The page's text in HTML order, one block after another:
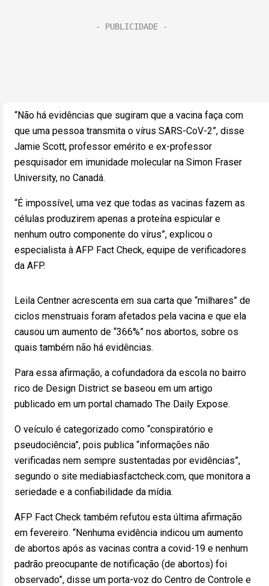
“Não há evidências que sugiram que a vacina faça com
que uma pessoa transmita o vírus SARS-CoV-2”, disse
Jamie Scott, professor emérito e ex-professor
pesquisador em imunidade molecular na Simon Fraser
University, no Canadá.
“É impossível, uma vez que todas as vacinas fazem as
células produzirem apenas a proteína espicular e
nenhum outro componente do vírus”, explicou o
especialista à AFP Fact Check, equipe de verificadores
da AFP.
Leila Centner acrescenta em sua carta que “milhares” de
ciclos menstruais foram afetados pela vacina e que ela
causou um aumento de “366%” nos abortos, sobre os
quais também não há evidências.
Para essa afirmação, a cofundadora da escola no bairro
rico de Design District se baseou em um artigo
publicado em um portal chamado The Daily Expose.
O veículo é categorizado como “conspiratório e
pseudociência”, pois publica “informações não
verificadas nem sempre sustentadas por evidências”,
segundo o site mediabiasfactcheck.com, que monitora a
seriedade e a confiabilidade da mídia.
AFP Fact Check também refutou esta última afirmação
em fevereiro. “Nenhuma evidência indicou um aumento
de abortos após as vacinas contra a covid-19 e nenhum
padrão preocupante de notificação (de abortos) foi
observado”, disse um porta-voz do Centro de Controle e